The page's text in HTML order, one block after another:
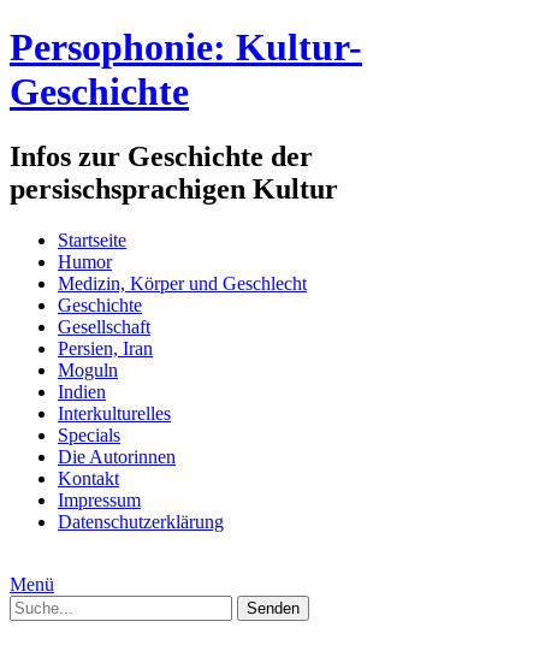
Persophonie: Kultur-
Geschichte
Infos zur Geschichte der
persischsprachigen Kultur
Startseite
Humor
Medizin, Körper und Geschlecht
Geschichte
Gesellschaft
Persien, Iran
Moguln
Indien
Interkulturelles
Specials
Die Autorinnen
Kontakt
Impressum
Datenschutzerklärung
Menü